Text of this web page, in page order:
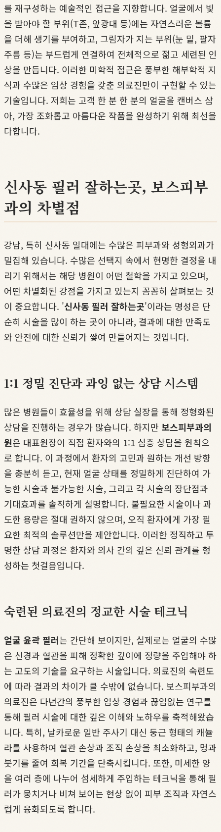
를 재구성하는 예술적인 접근을 지향합니다. 얼굴에서 빛
을 받아야 할 부위(T존, 앞광대 등)에는 자연스러운 볼륨
을 더해 생기를 부여하고, 그림자가 지는 부위(눈 밑, 팔자
주름 등)는 부드럽게 연결하여 전체적으로 젊고 세련된 인
상을 만듭니다. 이러한 미학적 접근은 풍부한 해부학적 지
식과 수많은 임상 경험을 갖춘 의료진만이 구현할 수 있는
기술입니다. 저희는 고객 한 분 한 분의 얼굴을 캔버스 삼
아, 가장 조화롭고 아름다운 작품을 완성하기 위해 최선을
다합니다.
신사동 필러 잘하는곳, 보스피부
과의 차별점
강남, 특히 신사동 일대에는 수많은 피부과와 성형외과가
밀집해 있습니다. 수많은 선택지 속에서 현명한 결정을 내
리기 위해서는 해당 병원이 어떤 철학을 가지고 있으며,
어떤 차별화된 강점을 가지고 있는지 꼼꼼히 살펴보는 것
이 중요합니다. '신사동 필러 잘하는곳'이라는 명성은 단
순히 시술을 많이 하는 곳이 아니라, 결과에 대한 만족도
와 안전에 대한 신뢰가 쌓여 만들어지는 것입니다.
1:1 정밀 진단과 과잉 없는 상담 시스템
많은 병원들이 효율성을 위해 상담 실장을 통해 정형화된
상담을 진행하는 경우가 많습니다. 하지만 보스피부과의
원은 대표원장이 직접 환자와의 1:1 심층 상담을 원칙으
로 합니다. 이 과정에서 환자의 고민과 원하는 개선 방향
을 충분히 듣고, 현재 얼굴 상태를 정밀하게 진단하여 가
능한 시술과 불가능한 시술, 그리고 각 시술의 장단점과
기대효과를 솔직하게 설명합니다. 불필요한 시술이나 과
도한 용량은 절대 권하지 않으며, 오직 환자에게 가장 필
요한 최적의 솔루션만을 제안합니다. 이러한 정직하고 투
명한 상담 과정은 환자와 의사 간의 깊은 신뢰 관계를 형
성하는 첫걸음입니다.
숙련된 의료진의 정교한 시술 테크닉
얼굴 윤곽 필러는 간단해 보이지만, 실제로는 얼굴의 수많
은 신경과 혈관을 피해 정확한 깊이에 정량을 주입해야 하
는 고도의 기술을 요구하는 시술입니다. 의료진의 숙련도
에 따라 결과의 차이가 클 수밖에 없습니다. 보스피부과의
의료진은 다년간의 풍부한 임상 경험과 끊임없는 연구를
통해 필러 시술에 대한 깊은 이해와 노하우를 축적해왔습
니다. 특히, 날카로운 일반 주사기 대신 둥근 형태의 캐뉼
라를 사용하여 혈관 손상과 조직 손상을 최소화하고, 멍과
붓기를 줄여 회복 기간을 단축시킵니다. 또한, 미세한 양
을 여러 층에 나누어 섬세하게 주입하는 테크닉을 통해 필
러가 뭉치거나 비쳐 보이는 현상 없이 피부 조직과 자연스
럽게 융화되도록 합니다.